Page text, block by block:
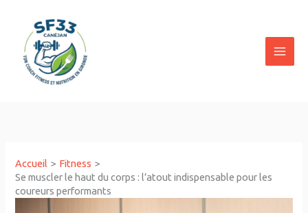
contenu
Accueil
Fitness
Se muscler le haut du corps : l’atout indispensable pour les
coureurs performants